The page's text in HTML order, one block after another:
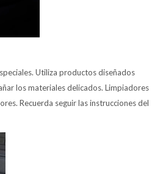
Utiliza productos diseñados
los materiales delicados. Limpiadores
Recuerda seguir las instrucciones del